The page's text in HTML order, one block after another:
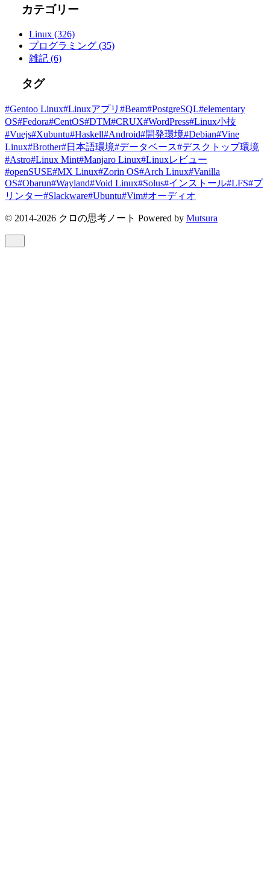
カテゴリー
Linux (326)
プログラミング (35)
雑記 (6)
タグ
#Gentoo Linux#Linuxアプリ #Beam#PostgreSQL#elementary
OS#Fedora#CentOS#DTM#CRUX#WordPress#Linux小技
#Vuejs#Xubuntu#Haskell#Android#開発環境#Debian#Vine
Linux#Brother#日本語環境#データベース#デスクトップ環境
#Astro#Linux Mint#Manjaro Linux#Linuxレビュー
#openSUSE#MX Linux#Zorin OS#Arch Linux#Vanilla
OS#Obarun#Wayland#Void Linux#Solus#インストール#LFS#プ
リンター#Slackware#Ubuntu#Vim#オーディオ
© 2014-2026 クロの思考ノート Powered by Mutsura